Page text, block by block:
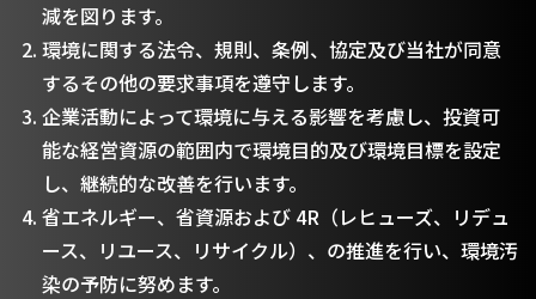
減を図ります。
環境に関する法令、規則、条例、協定及び当社が同意
するその他の要求事項を遵守します。
企業活動によって環境に与える影響を考慮し、投資可
能な経営資源の範囲内で環境目的及び環境目標を設定
し、継続的な改善を行います。
省エネルギー、省資源および 4R（レヒューズ、リデュ
ース、リユース、リサイクル）、の推進を行い、環境汚
染の予防に努めます。